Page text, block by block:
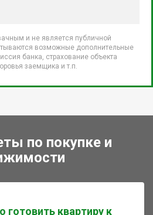
и не является публичной
возможные дополнительные
банка, страхование объекта
заемщика и т.п.
по покупке и
готовить квартиру к